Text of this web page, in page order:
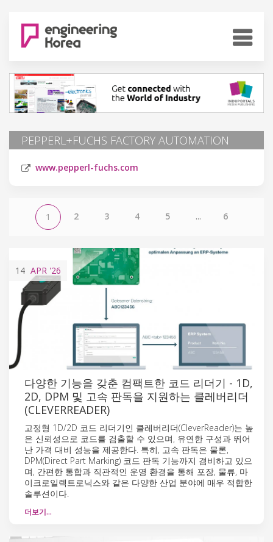
PEPPERL+FUCHS FACTORY AUTOMATION
www.pepperl-fuchs.com
1 2 3 4 5 ... 6
14 APR '26
다양한 기능을 갖춘 컴팩트한 코드 리더기 - 1D,
2D, DPM 및 고속 판독을 지원하는 클레버리더
(CLEVERREADER)
고정형 1D/2D 코드 리더기인 클레버리더(CleverReader)는 높
은 신뢰성으로 코드를 검출할 수 있으며, 유연한 구성과 뛰어
난 가격 대비 성능을 제공한다. 특히, 고속 판독은 물론,
DPM(Direct Part Marking) 코드 판독 기능까지 겸비하고 있으
며, 간편한 통합과 직관적인 운영 환경을 통해 포장, 물류, 마
이크로일렉트로닉스와 같은 다양한 산업 분야에 매우 적합한
솔루션이다.
더보기…